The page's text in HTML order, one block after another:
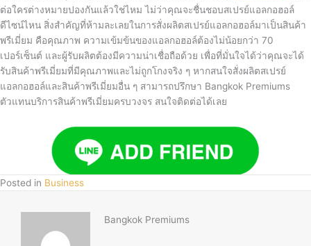
ต่อใครต่างหมายปองกันแล้วใช่ไหม ไม่ว่าคุณจะชื่นชอบสเปรย์แอลกอฮอล์
ดีไซน์ไหน สิ่งสำคัญที่ห้ามละเลยในการสั่งผลิตสเปรย์แอลกอฮอล์มาเป็นสินค้า
พรีเมี่ยม คือคุณภาพ ความเข้มข้นของแอลกอฮอล์ต้องไม่น้อยกว่า 70
เปอร์เซ็นต์ และผู้รับผลิตต้องมีความน่าเชื่อถือด้วย เพื่อที่มั่นใจได้ว่าคุณจะได้
รับสินค้าพรีเมี่ยมที่มีคุณภาพและไม่ถูกโกงจริง ๆ หากสนใจสั่งผลิตสเปรย์
แอลกอฮอล์และสินค้าพรีเมี่ยมอื่น ๆ สามารถปรึกษา Bangkok Premiums
ตัวแทนบริการสินค้าพรีเมี่ยมครบวงจร สนใจติดต่อได้เลย
Posted in Business
Bangkok Premiums